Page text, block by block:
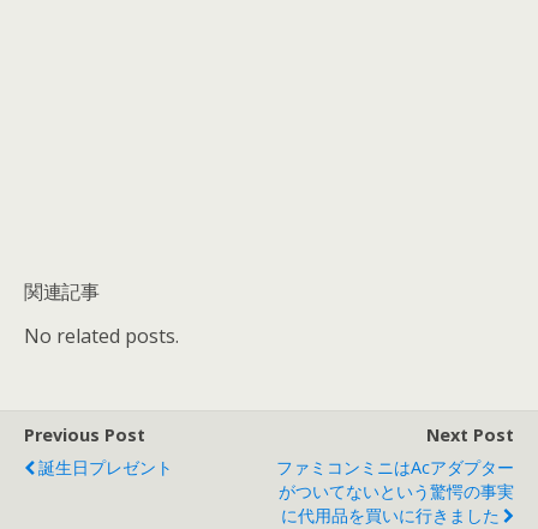
関連記事
No related posts.
Previous Post
誕生日プレゼント
Next Post
ファミコンミニはacアダプター
がついてないという驚愕の事実
に代用品を買いに行きました